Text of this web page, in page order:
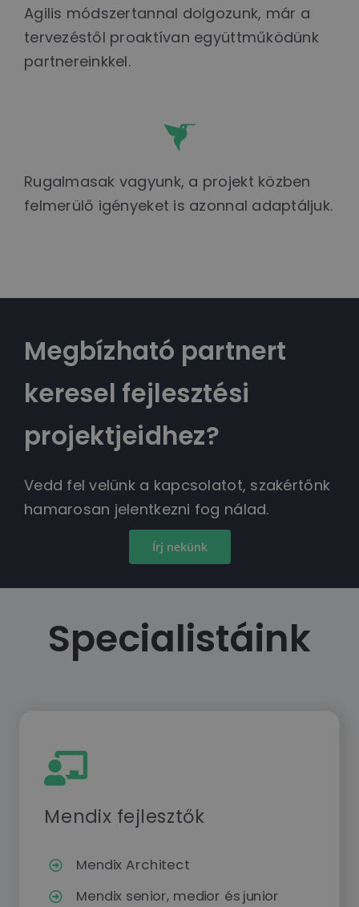
Agilis módszertannal dolgozunk, már a
tervezéstől proaktívan együttműködünk
partnereinkkel.
Rugalmasak vagyunk, a projekt közben
felmerülő igényeket is azonnal adaptáljuk.
Megbízható partnert
keresel fejlesztési
projektjeidhez?
Vedd fel velünk a kapcsolatot, szakértőnk
hamarosan jelentkezni fog nálad.
Írj nekünk
Specialistáink
Mendix fejlesztők
Mendix Architect
Mendix senior, medior és junior